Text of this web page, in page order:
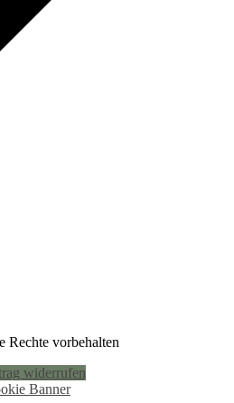
vorbehalten
widerrufen
Banner